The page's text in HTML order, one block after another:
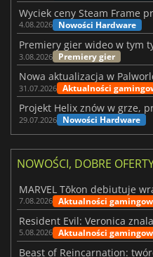
4.08.2026 Nowości Hardware
3.08.2026 Premiery gier
31.07.2026 Aktualności
29.07.2026 Nowości Hardware
NOWOŚCI, DOBRE
7.08.2026 Aktualności
5.08.2026 Aktualności